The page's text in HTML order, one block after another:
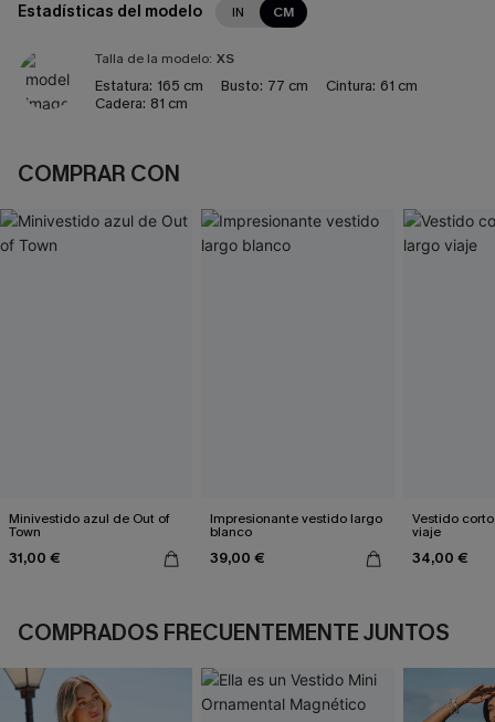
Estadísticas del modelo IN CM
Talla de la modelo: XS
Estatura: 165 cm Busto: 77 cm Cintura: 61 cm
Cadera: 81 cm
COMPRAR CON
Minivestido azul de Out of
Town
31,00 €
Impresionante vestido largo
blanco
39,00 €
Vestido
viaje
34,00 €
COMPRADOS FRECUENTEMENTE JUNTOS